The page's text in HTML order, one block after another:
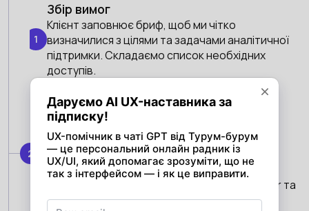
Збір вимог
Клієнт заповнює бриф, щоб ми чітко
визначилися з цілями та задачами аналітичної
підтримки. Складаємо список необхідних
доступів.
1
Чек-ап налаштувань GA4
Наш аналітик перевіряє коректність
встановлення та налаштування GA4,
правильність надходження та відображення
даних, налаштування подій відстеження
поведінки користувачів у Google Tag Manager та
ін.
2